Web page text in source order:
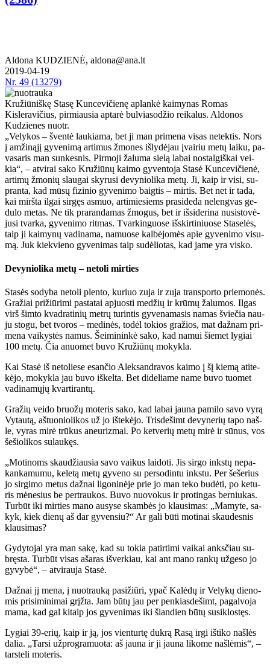
Aldona KUDZIENĖ, aldona@ana.lt
2019-04-19
Nr. 49 (13279)
Kružiūniškę Stasę Kuncevičienę aplankė kaimynas Romas
Kisleravičius, pirmiausia aptarė bulviasodžio reikalus. Aldonos
Kudzienes nuotr.
„Ve­ly­kos – šven­tė lau­kia­ma, bet ji man pri­me­na vi­sas ne­tek­tis. Nors
į am­ži­ną­jį gy­ve­ni­mą ar­ti­mus žmo­nes iš­ly­dė­jau įvai­riu me­tų lai­ku, pa­
va­sa­ris man sun­kes­nis. Pir­mo­ji ža­lu­ma sie­lą la­bai nos­tal­giš­kai vei­
kia“, – at­vi­rai sa­ko Kru­žiū­nų kai­mo gy­ven­to­ja Sta­sė Kun­ce­vi­čie­nė,
ar­ti­mų žmo­nių slau­gai sky­ru­si de­vy­nio­li­ka me­tų. Ji, kaip ir vi­si, su­
pran­ta, kad mū­sų fi­zi­nio gy­ve­ni­mo baig­tis – mir­tis. Bet net ir ta­da,
kai mirš­ta il­gai sir­gęs as­muo, ar­ti­mie­siems pra­si­de­da ne­leng­vas ge­
du­lo me­tas. Ne tik pra­ran­da­mas žmo­gus, bet ir iš­si­de­ri­na nu­si­sto­vė­
ju­si tvar­ka, gy­ve­ni­mo rit­mas. Tvar­kin­guo­se iš­skir­ti­niuo­se Sta­se­lės,
taip ji kai­my­nų va­di­na­ma, na­muo­se kal­bė­jo­mės apie gy­ve­ni­mo vi­su­
mą. Juk kiek­vie­no gy­ve­ni­mas taip su­dė­lio­tas, kad ja­me yra vis­ko.
De­vy­nio­li­ka me­tų – ne­to­li mir­ties
Sta­sės so­dy­ba ne­to­li plen­to, ku­riuo zu­ja ir zu­ja trans­por­to prie­mo­nės.
Gra­žiai pri­žiū­ri­mi pa­sta­tai ap­juos­ti me­džių ir krū­mų ža­lu­mos. Il­gas
virš šim­to kvad­ra­ti­nių met­rų tu­rin­tis gy­ve­na­ma­sis na­mas švie­čia nau­
ju sto­gu, bet tvo­ros – me­di­nės, to­dėl to­kios gra­žios, mat daž­nam pri­
me­na vai­kys­tės na­mus. Šei­mi­nin­kė sa­ko, kad na­mui šie­met ly­giai
100 me­tų. Čia anuo­met bu­vo Kru­žiū­nų mo­kyk­la.
Kai Sta­sė iš ne­to­lie­se esan­čio Alek­san­dra­vos kai­mo į šį kie­mą ati­te­
kė­jo, mo­kyk­la jau bu­vo iš­kel­ta. Bet di­de­lia­me na­me bu­vo tuo­met
va­di­na­mų­jų kvar­ti­ran­tų.
Gra­žių vei­do bruo­žų mo­te­ris sa­ko, kad la­bai jau­na pa­mi­lo sa­vo vy­rą
Vy­tau­tą, aš­tuo­nio­li­kos už jo iš­te­kė­jo. Tris­de­šimt de­vy­ne­rių ta­po naš­
le, vy­ras mi­rė trū­kus aneu­riz­mai. Po ket­ve­rių me­tų mi­rė ir sū­nus, vos
še­šio­li­kos su­lau­kęs.
„Mo­ti­noms skau­džiau­sia sa­vo vai­kus lai­do­ti. Jis sir­go inks­tų ne­pa­
kan­ka­mu­mu, ke­le­tą me­tų gy­ve­no su per­so­din­tu inks­tu. Per še­še­rius
jo sir­gi­mo me­tus daž­nai li­go­ni­nė­je prie jo man te­ko bu­dė­ti, po ke­tu­
ris mė­ne­sius be per­trau­kos. Bu­vo nuo­vo­kus ir pro­tin­gas ber­niu­kas.
Tur­būt iki mir­ties ma­no au­sy­se skam­bės jo klau­si­mas: „Ma­my­te, sa­
kyk, kiek die­nų aš dar gy­ven­siu?“ Ar ga­li bū­ti mo­ti­nai skau­des­nis
klau­si­mas?
Gy­dy­to­jai yra man sa­kę, kad su to­kia pa­tir­ti­mi vai­kai anks­čiau su­
bręs­ta. Tur­būt vi­sas aša­ras iš­ver­kiau, kai ant ma­no ran­kų už­ge­so jo
gy­vy­bė“, – at­vi­rau­ja Sta­sė.
Daž­nai jį me­na, į nuo­trau­ką pa­si­žiū­ri, ypač Ka­lė­dų ir Ve­ly­kų die­no­
mis pri­si­mi­ni­mai grįž­ta. Jam bū­tų jau per pen­kias­de­šimt, pa­gal­vo­ja
ma­ma, kad gal ki­taip jos gy­ve­ni­mas iki šian­dien bū­tų su­si­klos­tęs.
Ly­giai 39-erių, kaip ir ją, jos vien­tur­tę duk­rą Ra­są ir­gi iš­ti­ko naš­lės
da­lia. „Tar­si už­prog­ra­muo­ta: aš jau­na ir ji jau­na li­ko­me naš­lė­mis“, –
tars­te­li mo­te­ris.